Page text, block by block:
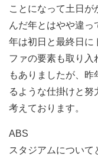
ことになって土日
んだ年とはやや違っ
年は初日と最終日に
ファの要素も取り入
もありましたが、昨
るような仕掛けと
考えております。
ABS
スタジアムについて